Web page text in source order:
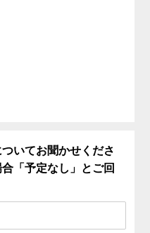
いてお聞かせくださ
「予定なし」とご回